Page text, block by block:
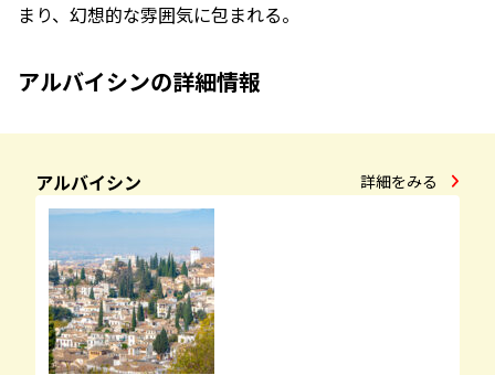
まり、幻想的な雰囲気に包まれる。
アルバイシンの詳細情報
アルバイシン 詳細をみる